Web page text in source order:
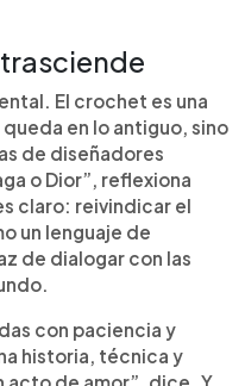
El crochet es una
en lo antiguo, sino
de diseñadores
o Dior”, reflexiona
claro: reivindicar el
un lenguaje de
de dialogar con las
con paciencia y
historia, técnica y